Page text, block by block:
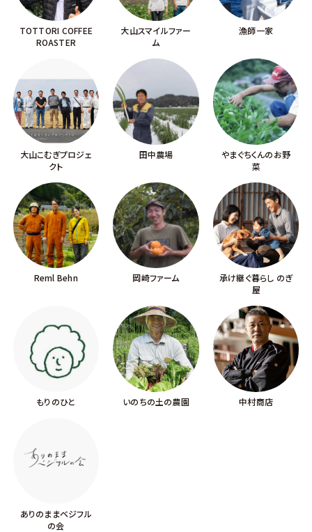
TOTTORI COFFEE
ROASTER
大山スマイルファー
ム
漁師一家
大山こむぎプロジェ
クト
田中農場
やまぐちくんのお野
菜
Reml Behn 岡崎ファーム
承け継ぐ暮らし のぎ
屋
もりのひと いのちの土の農園 中村商店
ありのままベジフル
の会